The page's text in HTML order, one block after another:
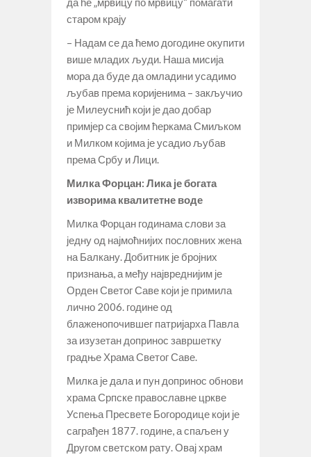
старом крају
– Надам се да ћемо догодине окупити
више младих људи. Наша мисија
мора да буде да омладини усадимо
љубав према коријенима – закључио
је Милеуснић који је дао добар
примјер са својим ћеркама Смиљком
и Милком којима је усадио љубав
према Србу и Лици.
Милка Форцан: Лика је богата
изворима квалитетне воде
Милка Форцан годинама слови за
једну од најмоћнијих пословних жена
на Балкану. Добитник је бројних
признања, а међу највреднијим је
Орден Светог Саве који је примила
лично 2006. године од
блаженопочившег патријарха Павла
за изузетан допринос завршетку
градње Храма Светог Саве.
Милка је дала и пун допринос обнови
храма Српске православне цркве
Успења Пресвете Богородице који је
саграђен 1877. године, а спаљен у
Другом светском рату. Овај храм